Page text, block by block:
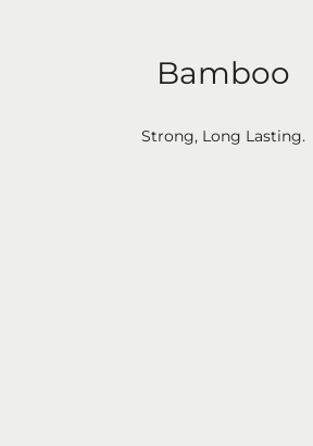
Bamboo
Strong, Long Lasting.